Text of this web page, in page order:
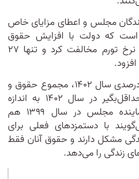
مجلس و اعطای مزایای خاص
که دولت با افزایش حقوق
کارگران متناسب با نرخ تورم مخالفت کرد و تنها ۲۷
به‌رغم افزایش ۲۷ درصدی سال ۱۴۰۲، مجموع حقوق و
مزایای یک کارگر حداقل‌بگیر در سال ۱۴۰۲ به اندازه
یک‌سوم حقوق نماینده مجلس در سال ۱۳۹۹ هم
با دستمزدهای فعلی برای
مشکل دارند و حقوق آنان فقط